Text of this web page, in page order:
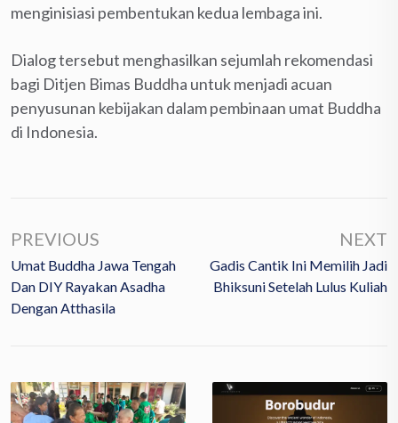
menginisiasi pembentukan kedua lembaga ini.
Dialog tersebut menghasilkan sejumlah rekomendasi
bagi Ditjen Bimas Buddha untuk menjadi acuan
penyusunan kebijakan dalam pembinaan umat Buddha
di Indonesia.
PREVIOUS
Umat Buddha Jawa Tengah
Dan DIY Rayakan Asadha
Dengan Atthasila
NEXT
Gadis Cantik Ini Memilih Jadi
Bhiksuni Setelah Lulus Kuliah